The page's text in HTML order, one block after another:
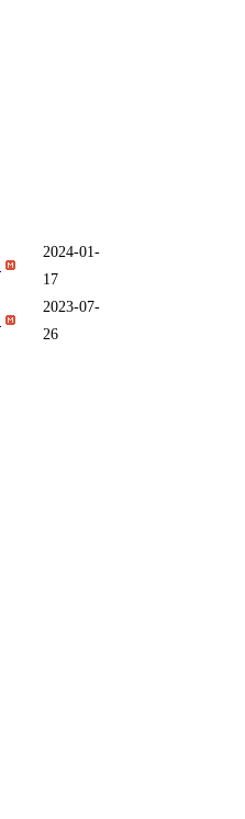
2024-01-
17
2023-07-
26